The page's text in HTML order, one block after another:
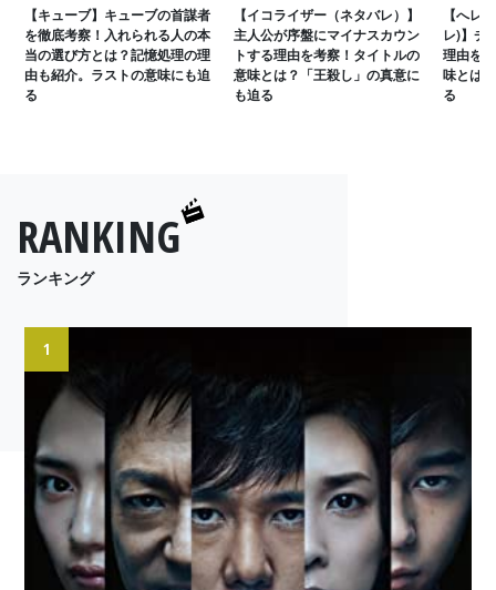
【キューブ】キューブの首謀者
を徹底考察！入れられる人の本
当の選び方とは？記憶処理の理
由も紹介。ラストの意味にも迫
る
【イコライザー（ネタバレ）】
主人公が序盤にマイナスカウン
トする理由を考察！タイトルの
意味とは？「王殺し」の真意に
も迫る
【へレ
レ)】チ
理由を
味とは
る
RANKING
ランキング
1